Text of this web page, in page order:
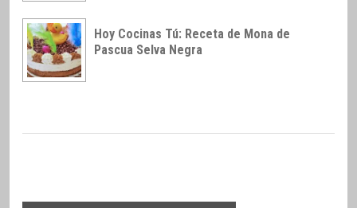
Hoy Cocinas Tú: Receta de Mona de
Pascua Selva Negra